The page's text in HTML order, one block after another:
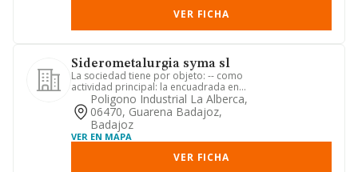
VER FICHA
Siderometalurgia syma sl
La sociedad tiene por objeto: -- como
actividad principal: la encuadrada en
cnae, como de la clase ...
Poligono Industrial La Alberca,
06470, Guarena Badajoz,
Badajoz
VER EN MAPA
VER FICHA